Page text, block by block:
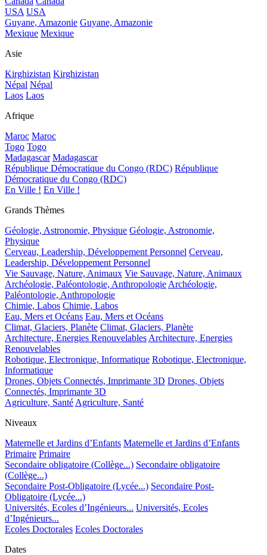
USA USA
Guyane, Amazonie Guyane, Amazonie
Mexique Mexique
Asie
Kirghizistan Kirghizistan
Népal Népal
Laos Laos
Afrique
Maroc Maroc
Togo Togo
Madagascar Madagascar
République Démocratique du Congo (RDC) République
Démocratique du Congo (RDC)
En Ville ! En Ville !
Grands Thèmes
Géologie, Astronomie, Physique Géologie, Astronomie,
Physique
Cerveau, Leadership, Développement Personnel Cerveau,
Leadership, Développement Personnel
Vie Sauvage, Nature, Animaux Vie Sauvage, Nature, Animaux
Archéologie, Paléontologie, Anthropologie Archéologie,
Paléontologie, Anthropologie
Chimie, Labos Chimie, Labos
Eau, Mers et Océans Eau, Mers et Océans
Climat, Glaciers, Planète Climat, Glaciers, Planète
Architecture, Energies Renouvelables Architecture, Energies
Renouvelables
Robotique, Electronique, Informatique Robotique, Electronique,
Informatique
Drones, Objets Connectés, Imprimante 3D Drones, Objets
Connectés, Imprimante 3D
Agriculture, Santé Agriculture, Santé
Niveaux
Maternelle et Jardins d’Enfants Maternelle et Jardins d’Enfants
Primaire Primaire
Secondaire obligatoire (Collège...) Secondaire obligatoire
(Collège...)
Secondaire Post-Obligatoire (Lycée...) Secondaire Post-
Obligatoire (Lycée...)
Universités, Ecoles d’Ingénieurs... Universités, Ecoles
d’Ingénieurs...
Ecoles Doctorales Ecoles Doctorales
Dates